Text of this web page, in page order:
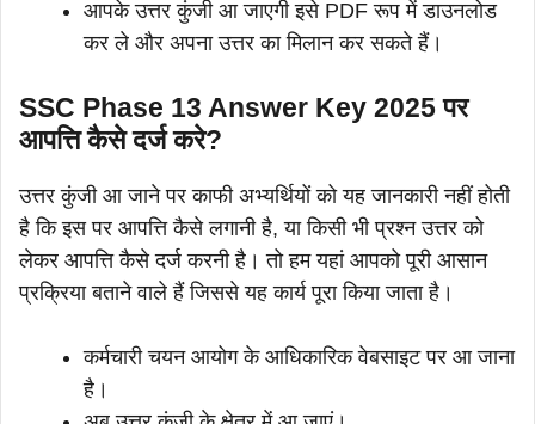
आपके उत्तर कुंजी आ जाएगी इसे PDF रूप में डाउनलोड
कर ले और अपना उत्तर का मिलान कर सकते हैं।
SSC Phase 13 Answer Key 2025 पर
आपत्ति कैसे दर्ज करे?
उत्तर कुंजी आ जाने पर काफी अभ्यर्थियों को यह जानकारी नहीं होती
है कि इस पर आपत्ति कैसे लगानी है, या किसी भी प्रश्न उत्तर को
लेकर आपत्ति कैसे दर्ज करनी है। तो हम यहां आपको पूरी आसान
प्रक्रिया बताने वाले हैं जिससे यह कार्य पूरा किया जाता है।
कर्मचारी चयन आयोग के आधिकारिक वेबसाइट पर आ जाना
है।